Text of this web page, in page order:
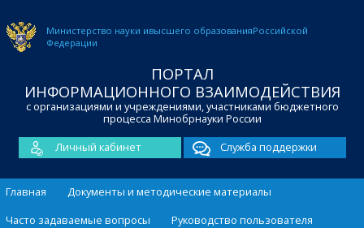
Министерство науки ивысшего образованияРоссийской
Федерации
ПОРТАЛ
ИНФОРМАЦИОННОГО ВЗАИМОДЕЙСТВИЯ
с организациями и учреждениями, участниками бюджетного
процесса Минобрнауки России
Личный кабинет
Служба поддержки
Главная
Документы и методические материалы
Часто задаваемые вопросы
Руководство пользователя